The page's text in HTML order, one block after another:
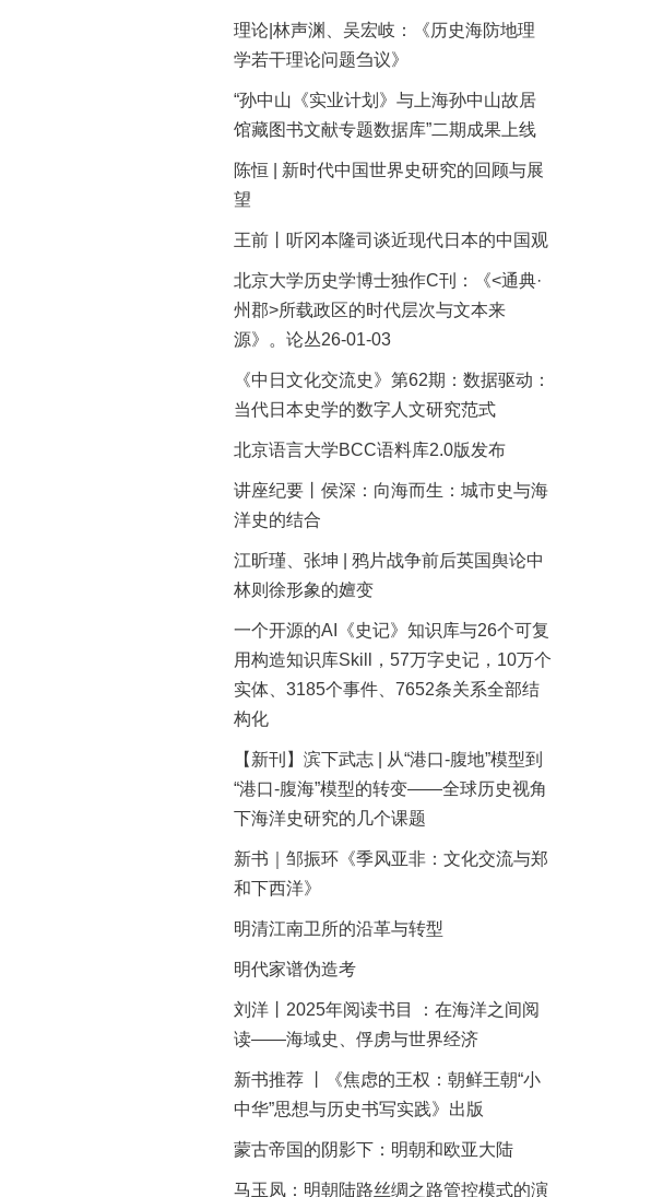
理论|林声渊、吴宏岐：《历史海防地理
学若干理论问题刍议》
“孙中山《实业计划》与上海孙中山故居
馆藏图书文献专题数据库”二期成果上线
陈恒 | 新时代中国世界史研究的回顾与展
望
王前丨听冈本隆司谈近现代日本的中国观
北京大学历史学博士独作C刊：《<通典·
州郡>所载政区的时代层次与文本来
源》。论丛26-01-03
《中日文化交流史》第62期：数据驱动：
当代日本史学的数字人文研究范式
北京语言大学BCC语料库2.0版发布
讲座纪要丨侯深：向海而生：城市史与海
洋史的结合
江昕瑾、张坤 | 鸦片战争前后英国舆论中
林则徐形象的嬗变
一个开源的AI《史记》知识库与26个可复
用构造知识库Skill，57万字史记，10万个
实体、3185个事件、7652条关系全部结
构化
【新刊】滨下武志 | 从“港口-腹地”模型到
“港口-腹海”模型的转变——全球历史视角
下海洋史研究的几个课题
新书｜邹振环《季风亚非：文化交流与郑
和下西洋》
明清江南卫所的沿革与转型
明代家谱伪造考
刘洋丨2025年阅读书目 ：在海洋之间阅
读——海域史、俘虏与世界经济
新书推荐 丨《焦虑的王权：朝鲜王朝“小
中华”思想与历史书写实践》出版
蒙古帝国的阴影下：明朝和欧亚大陆
马玉凤：明朝陆路丝绸之路管控模式的演